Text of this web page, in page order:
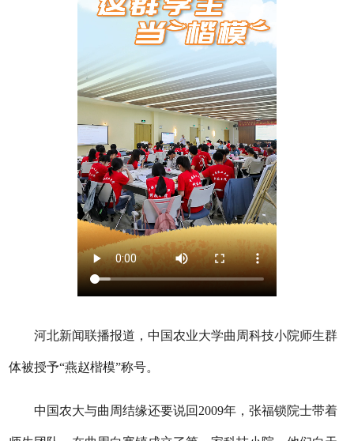
河北新闻联播报道，中国农业大学曲周科技小院师生群
体被授予“燕赵楷模”称号。
中国农大与曲周结缘还要说回2009年，张福锁院士带着